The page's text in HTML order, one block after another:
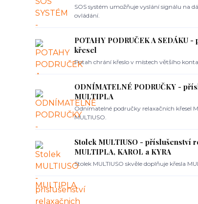
SOS systém umožňuje vyslání signálu na
ovládání.
POTAHY PODRUČEK A SEDÁKU
křesel
Potah chrání křeslo v místech většího
ODNÍMATELNÉ PODRUČKY -
MULTIPLA
Odnímatelné područky relaxačních křesel
MULTIUSO.
Stolek MULTIUSO - příslušenství
MULTIPLA, KAROL a KYRA
Stolek MULTIUSO skvěle doplňuje křesla